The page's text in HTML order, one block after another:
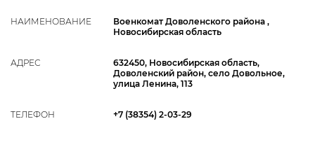
НАИМЕНОВАНИЕ
Военкомат Доволенского района ,
Новосибирская область
АДРЕС
632450, Новосибирская область,
Доволенский район, село Довольное,
улица Ленина, 113
ТЕЛЕФОН +7 (38354) 2-03-29